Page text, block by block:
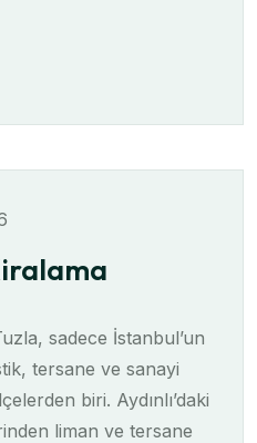
sadece İstanbul’un
tersane ve sanayi
biri. Aydınlı’daki
liman ve tersane